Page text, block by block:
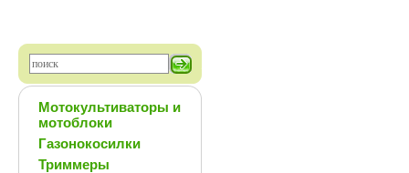
Мотокультиваторы и
мотоблоки
Газонокосилки
Триммеры